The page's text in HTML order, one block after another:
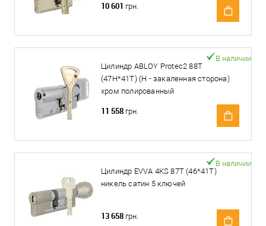
10 601 грн.
Цилиндр ABLOY Protec2 88T
(47H*41T) (H - закаленная сторона)
хром полированный
В наличии
11 558 грн.
Цилиндр EVVA 4KS 87T (46*41T)
никель сатин 5 ключей
В наличии
13 658 грн.